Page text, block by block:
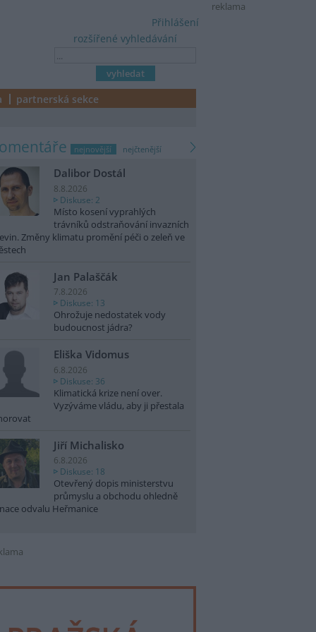
reklama
rozšířené vyhledávání
Přihlášení
partnerská sekce
nejnovější nejčtenější
Dalibor Dostál
8.8.2026
Diskuse: 2
Místo kosení vyprahlých
trávníků odstraňování invazních
Změny klimatu promění péči o zeleň ve
Jan Palaščák
7.8.2026
Diskuse: 13
Ohrožuje nedostatek vody
budoucnost jádra?
Eliška Vidomus
6.8.2026
Diskuse: 36
Klimatická krize není over.
Vyzýváme vládu, aby ji přestala
Jiří Michalisko
6.8.2026
Diskuse: 18
Otevřený dopis ministerstvu
průmyslu a obchodu ohledně
odvalu Heřmanice